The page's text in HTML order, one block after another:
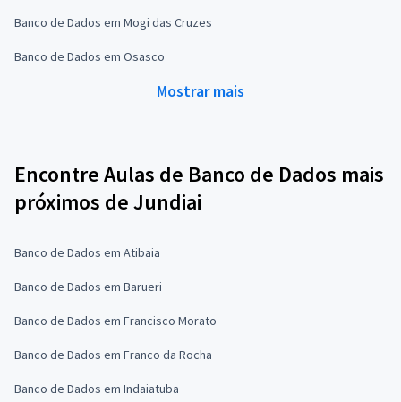
Banco de Dados em Mogi das Cruzes
Banco de Dados em Osasco
Mostrar mais
Encontre Aulas de Banco de Dados mais
próximos de Jundiai
Banco de Dados em Atibaia
Banco de Dados em Barueri
Banco de Dados em Francisco Morato
Banco de Dados em Franco da Rocha
Banco de Dados em Indaiatuba